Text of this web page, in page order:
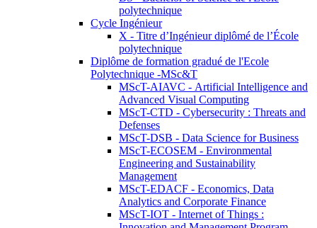
polytechnique
Cycle Ingénieur
X - Titre d’Ingénieur diplômé de l’École
polytechnique
Diplôme de formation gradué de l'Ecole
Polytechnique -MSc&T
MScT-AIAVC - Artificial Intelligence and
Advanced Visual Computing
MScT-CTD - Cybersecurity : Threats and
Defenses
MScT-DSB - Data Science for Business
MScT-ECOSEM - Environmental
Engineering and Sustainability
Management
MScT-EDACF - Economics, Data
Analytics and Corporate Finance
MScT-IOT - Internet of Things :